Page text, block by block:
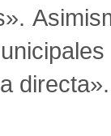
directa».